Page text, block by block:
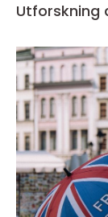
Utforskning